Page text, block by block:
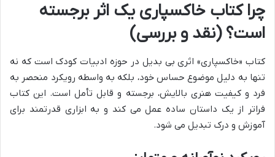
چرا کتاب خاکسپاری یک اثر برجسته
است؟ (نقد و بررسی)
کتاب «خاکسپاری» اثری بی بدیل در حوزه ادبیات کودک است که نه
تنها به دلیل موضوع حساس خود، بلکه به واسطه رویکرد منحصر به
فرد و کیفیت هنری بالایش، برجسته و قابل تأمل است. این کتاب
فراتر از یک داستان ساده عمل می کند و به ابزاری قدرتمند برای
آموزش و درک تبدیل می شود.